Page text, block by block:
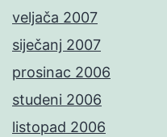
veljača 2007
siječanj 2007
prosinac 2006
studeni 2006
listopad 2006